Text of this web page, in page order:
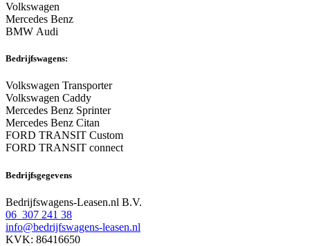
Volkswagen
Mercedes Benz
BMW Audi
Bedrijfswagens:
Volkswagen Transporter
Volkswagen Caddy
Mercedes Benz Sprinter
Mercedes Benz Citan
FORD TRANSIT Custom
FORD TRANSIT connect
Bedrijfsgegevens
Bedrijfswagens-Leasen.nl B.V.
06 307 241 38
info@bedrijfswagens-leasen.nl
KVK: 86416650